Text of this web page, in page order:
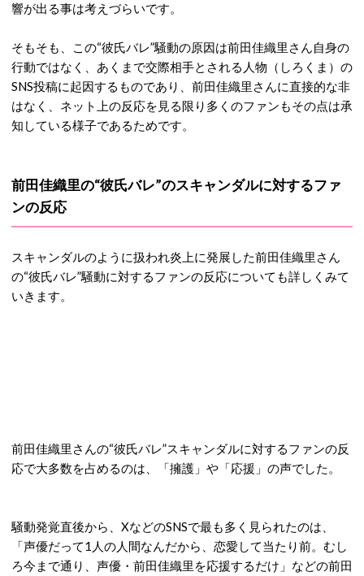
響が出る事は考えづらいです。
そもそも、この“彼氏バレ”騒動の原因は前田佳織里さん自身の
行動ではなく、あくまで交際相手とされる人物（しろくま）の
SNS投稿に起因するものであり、前田佳織里さんに直接的な非
はなく、ネット上の反応を見る限り多くのファンもその点は承
知している様子であるためです。
前田佳織里の“彼氏バレ”のスキャンダルに対するファ
ンの反応
スキャンダルのように扱われ炎上に発展した前田佳織里さん
の“彼氏バレ”騒動に対するファンの反応についても詳しくみて
いきます。
前田佳織里さんの“彼氏バレ”スキャンダルに対するファンの反
応で大多数を占めるのは、「擁護」や「応援」の声でした。
騒動発覚直後から、XなどのSNSで最も多く見られたのは、
「声優だって1人の人間なんだから、恋愛して当たり前。むし
ろ今まで通り、声優・前田佳織里を応援するだけ」などの前田